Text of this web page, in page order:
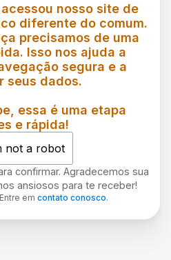
nosso site de
diferente do comum.
precisamos de uma
Isso nos ajuda a
segura e a
seus dados.
essa é uma etapa
e rápida!
not a robot
confirmar. Agradecemos sua
ansiosos para te receber!
em contato conosco.